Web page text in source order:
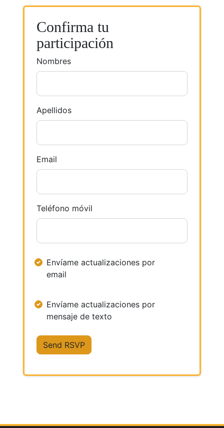
Confirma tu
participación
Nombres
Apellidos
Email
Teléfono móvil
Envíame actualizaciones por
email
Envíame actualizaciones por
mensaje de texto